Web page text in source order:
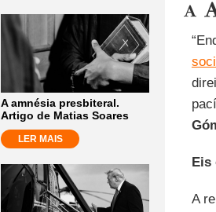
A amnésia presbiteral.
Artigo de Matias Soares
LER MAIS
Eis
A